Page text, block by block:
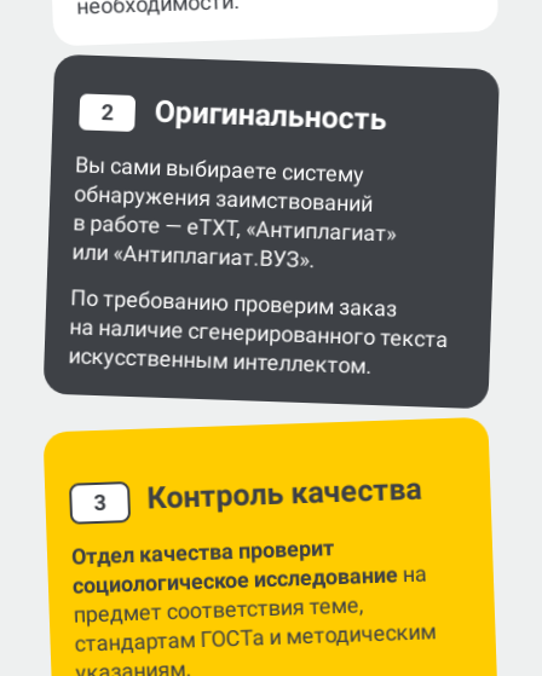
необходимости.
2 Оригинальность
Вы сами выбираете систему
обнаружения заимствований
в работе — eTXT, «Антиплагиат»
или «Антиплагиат.ВУЗ».
По требованию проверим заказ
на наличие сгенерированного текста
искусственным интеллектом.
3 Контроль качества
Отдел качества проверит
cоциологическое исследованиена
предмет соответствия теме,
стандартам ГОСТа и методическим